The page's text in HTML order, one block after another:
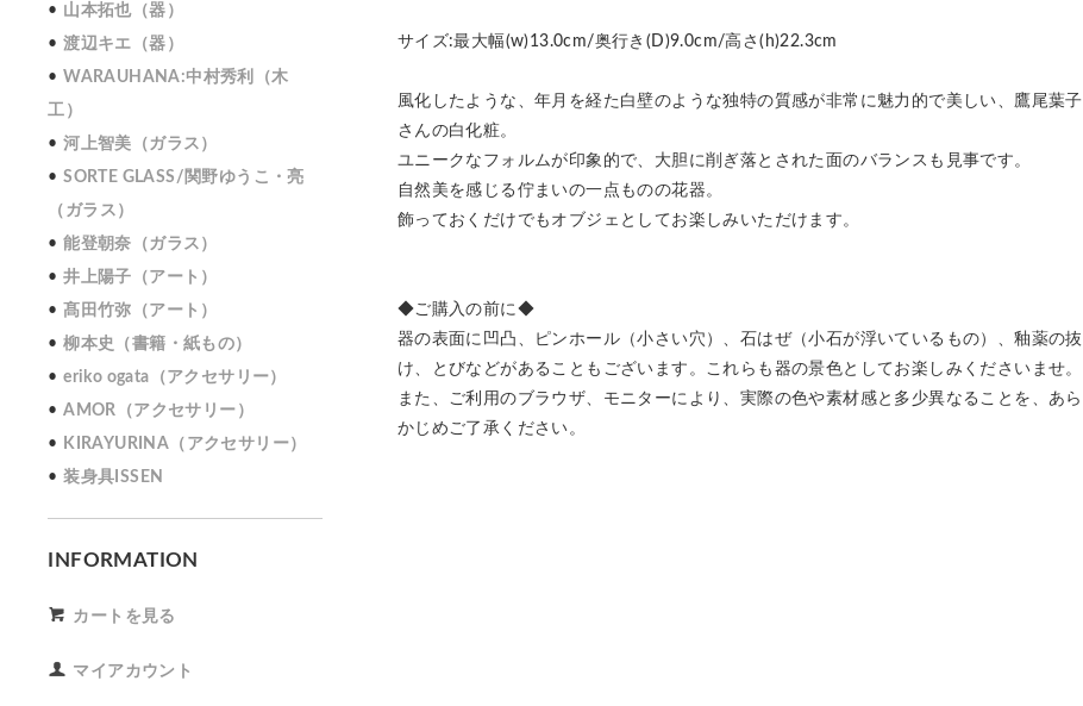
山本拓也（器）
渡辺キエ（器）
WARAUHANA:中村秀利（木
工）
河上智美（ガラス）
SORTE GLASS/関野ゆうこ・亮
（ガラス）
能登朝奈（ガラス）
井上陽子（アート）
髙田竹弥（アート）
柳本史（書籍・紙もの）
eriko ogata（アクセサリー）
AMOR（アクセサリー）
KIRAYURINA（アクセサリー）
装身具ISSEN
INFORMATION
カートを見る
マイアカウント
サイズ:最大幅(w)13.0cm/奥行き(D)9.0cm/高さ(h)22.3cm
風化したような、年月を経た白壁のような独特の質感が非常に魅力的で美しい、鷹尾葉子
さんの白化粧。
ユニークなフォルムが印象的で、大胆に削ぎ落とされた面のバランスも見事です。
自然美を感じる佇まいの一点ものの花器。
飾っておくだけでもオブジェとしてお楽しみいただけます。
◆ご購入の前に◆
器の表面に凹凸、ピンホール（小さい穴）、石はぜ（小石が浮いているもの）、釉薬の抜
け、とびなどがあることもございます。これらも器の景色としてお楽しみくださいませ。
また、ご利用のブラウザ、モニターにより、実際の色や素材感と多少異なることを、あら
かじめご了承ください。